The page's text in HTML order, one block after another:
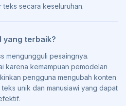
teks secara keseluruhan.
yang terbaik?
mengungguli pesaingnya.
karena kemampuan pemodelan
pengguna mengubah konten
unik dan manusiawi yang dapat